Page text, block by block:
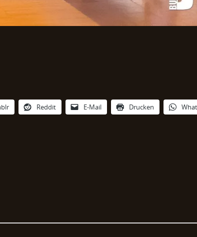
Reddit E-Mail Drucken